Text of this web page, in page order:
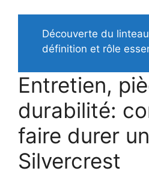
Découverte du
définition et rôle
Entretien,
durabilité:
faire durer
Silvercrest